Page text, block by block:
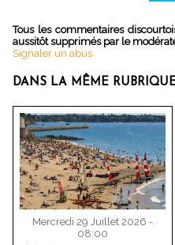
Tous les commentaires
aussitôt supprimés par le
Signaler un abus
DANS LA MÊME
Mercredi 29 Juillet 2026 -
08:00